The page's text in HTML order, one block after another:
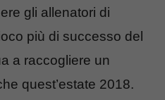
gli allenatori di
più di successo del
a raccogliere un
quest’estate 2018.